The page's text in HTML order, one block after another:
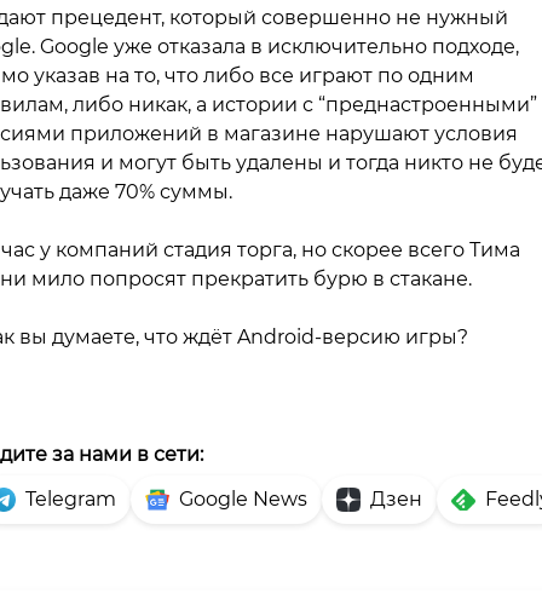
прецедент, который совершенно не нужный
Google уже отказала в исключительно подходе,
указав на то, что либо все играют по одним
либо никак, а истории с “преднастроенными”
приложений в магазине нарушают условия
и могут быть удалены и тогда никто не
даже 70% суммы.
у компаний стадия торга, но скорее всего Тима
мило попросят прекратить бурю в стакане.
вы думаете, что ждёт Android-версию игры?
за нами в сети:
Telegram
Google News Дзен